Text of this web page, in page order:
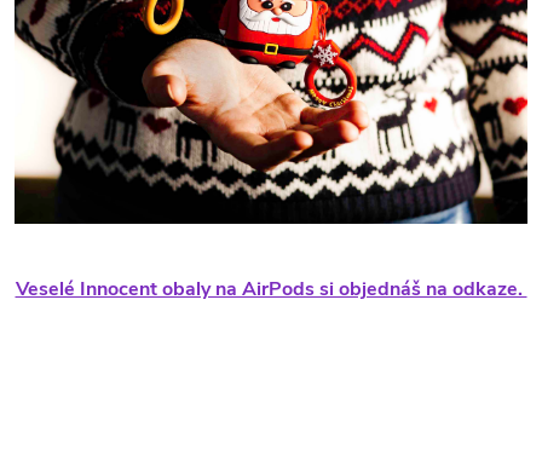
Veselé Innocent obaly na AirPods si objednáš na odkaze.